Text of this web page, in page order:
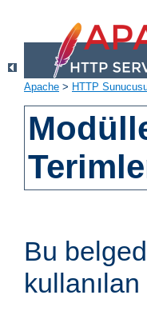
Apache > HTTP
Bu
kullanılan